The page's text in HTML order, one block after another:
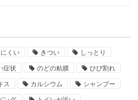
くい きつい しっとり
症状 のどの粘膜 ひび割れ
ス カルシウム シャンプー